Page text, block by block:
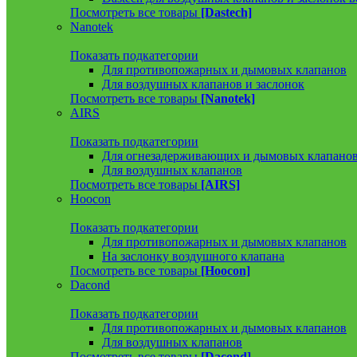
Посмотреть все товары [Dastech]
Nanotek
Показать подкатегории
Для противопожарных и дымовых клапанов
Для воздушных клапанов и заслонок
Посмотреть все товары [Nanotek]
AIRS
Показать подкатегории
Для огнезадерживающих и дымовых
Для воздушных клапанов
Посмотреть все товары [AIRS]
Hoocon
Показать подкатегории
Для противопожарных и дымовых клапанов
На заслонку воздушного клапана
Посмотреть все товары [Hoocon]
Dacond
Показать подкатегории
Для противопожарных и дымовых клапанов
Для воздушных клапанов